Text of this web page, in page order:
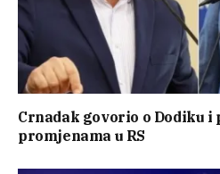
Crnadak govorio o Dodiku
promjenama u RS